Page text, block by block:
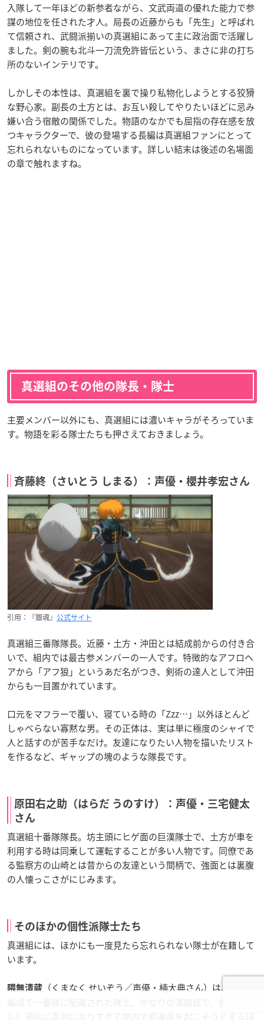
入隊して一年ほどの新参者ながら、文武両道の優れた能力で参
謀の地位を任された才人。局長の近藤からも「先生」と呼ばれ
て信頼され、武闘派揃いの真選組にあって主に政治面で活躍し
ました。剣の腕も北斗一刀流免許皆伝という、まさに非の打ち
所のないインテリです。
しかしその本性は、真選組を裏で操り私物化しようとする狡猾
な野心家。副長の土方とは、お互い殺してやりたいほどに忌み
嫌い合う宿敵の関係でした。物語のなかでも屈指の存在感を放
つキャラクターで、彼の登場する長編は真選組ファンにとって
忘れられないものになっています。詳しい結末は後述の名場面
の章で触れますね。
真選組のその他の隊長・隊士
主要メンバー以外にも、真選組には濃いキャラがそろっていま
す。物語を彩る隊士たちも押さえておきましょう。
斉藤終（さいとう しまる）：声優・櫻井孝宏さん
引用：『銀魂』 公式サイト
真選組三番隊隊長。近藤・土方・沖田とは結成前からの付き合
いで、組内では最古参メンバーの一人です。特徴的なアフロヘ
アから「アフ狼」というあだ名がつき、剣術の達人として沖田
からも一目置かれています。
口元をマフラーで覆い、寝ている時の「Zzz…」以外ほとんど
しゃべらない寡黙な男。その正体は、実は単に極度のシャイで
人と話すのが苦手なだけ。友達になりたい人物を描いたリスト
を作るなど、ギャップの塊のような隊長です。
原田右之助（はらだ うのすけ）：声優・三宅健太
さん
真選組十番隊隊長。坊主頭にヒゲ面の巨漢隊士で、土方が車を
利用する時は同乗して運転することが多い人物です。同僚であ
る監察方の山崎とは昔からの友達という間柄で、強面とは裏腹
の人懐っこさがにじみます。
そのほかの個性派隊士たち
真選組には、ほかにも一度見たら忘れられない隊士が在籍して
います。
隈無清蔵
（くまなく せいぞう／声優・楠大典さん）は、隊の再